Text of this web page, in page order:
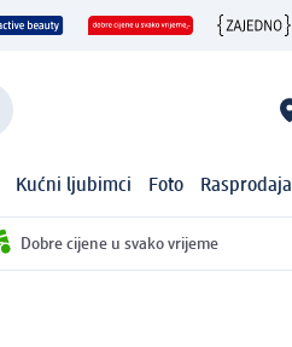
Kućni ljubimci Foto Rasprodaja
Dobre cijene u svako vrijeme